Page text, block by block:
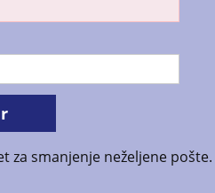
za smanjenje neželjene pošte.